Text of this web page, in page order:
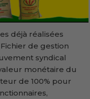
déjà réalisées
de gestion
syndical
monétaire du
de 100% pour